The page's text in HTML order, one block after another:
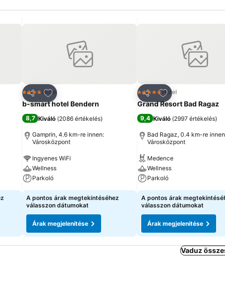
Megosztás
Hozzáadás a kedvencekhez
4 Kategória
Hotel
b-smart hotel Bendern
8,7 Kiváló (2086 értékelés)
Gamprin, 4.6 km-re innen:
Városközpont
Ingyenes WiFi
Wellness
Parkoló
A pontos árak megtekintéséhez
válasszon dátumokat
Árak megjelenítése
Megosztás
Hozzáadás a
5 KategóriaHotel
Grand Resort Bad Ragaz
9,4 Kiváló (2997 értékelés)
Bad Ragaz, 0.4 km-re
Városközpont
Medence
Wellness
Parkoló
A pontos árak
válasszon dátumokat
Árak megjelenítése
Vaduz